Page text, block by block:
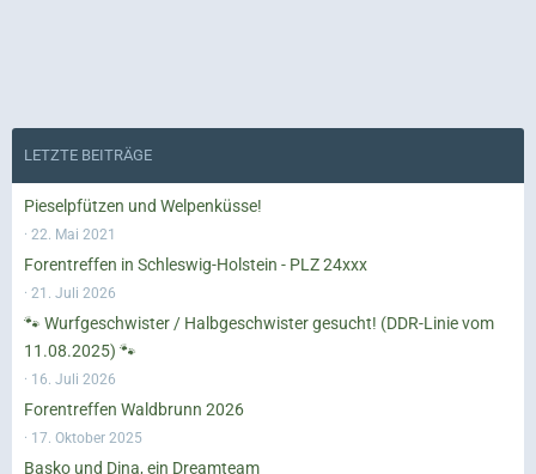
LETZTE BEITRÄGE
Pieselpfützen und Welpenküsse!
22. Mai 2021
Forentreffen in Schleswig-Holstein - PLZ 24xxx
21. Juli 2026
🐾 Wurfgeschwister / Halbgeschwister gesucht! (DDR-Linie vom
11.08.2025) 🐾
16. Juli 2026
Forentreffen Waldbrunn 2026
17. Oktober 2025
Basko und Dina, ein Dreamteam